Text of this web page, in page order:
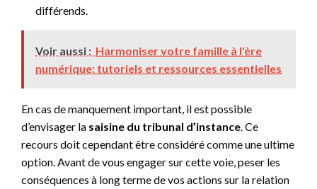
différends.
Voir aussi : Harmoniser votre famille à l'ère
numérique: tutoriels et ressources essentielles
En cas de manquement important, il est possible
d’envisager la saisine du tribunal d’instance . Ce
recours doit cependant être considéré comme une ultime
option. Avant de vous engager sur cette voie, peser les
conséquences à long terme de vos actions sur la relation